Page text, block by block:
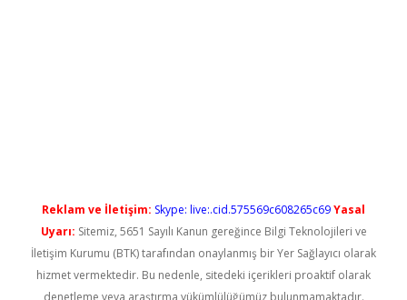
Reklam ve İletişim: Skype: live:.cid.575569c608265c69Yasal
Uyarı: Sitemiz, 5651 Sayılı Kanun gereğince Bilgi Teknolojileri ve
İletişim Kurumu (BTK) tarafından onaylanmış bir Yer Sağlayıcı olarak
hizmet vermektedir. Bu nedenle, sitedeki içerikleri proaktif olarak
denetleme veya araştırma yükümlülüğümüz bulunmamaktadır.